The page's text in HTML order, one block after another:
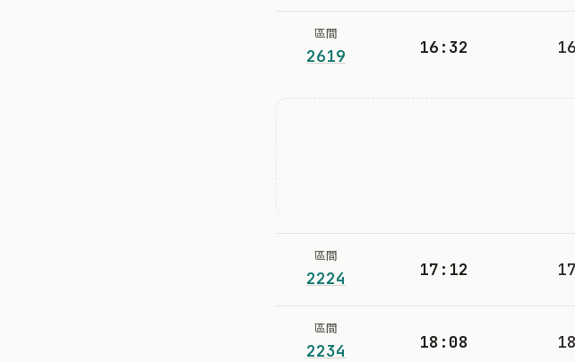
區間
2619 16:32
區間
2224 17:12
區間
2234 18:08